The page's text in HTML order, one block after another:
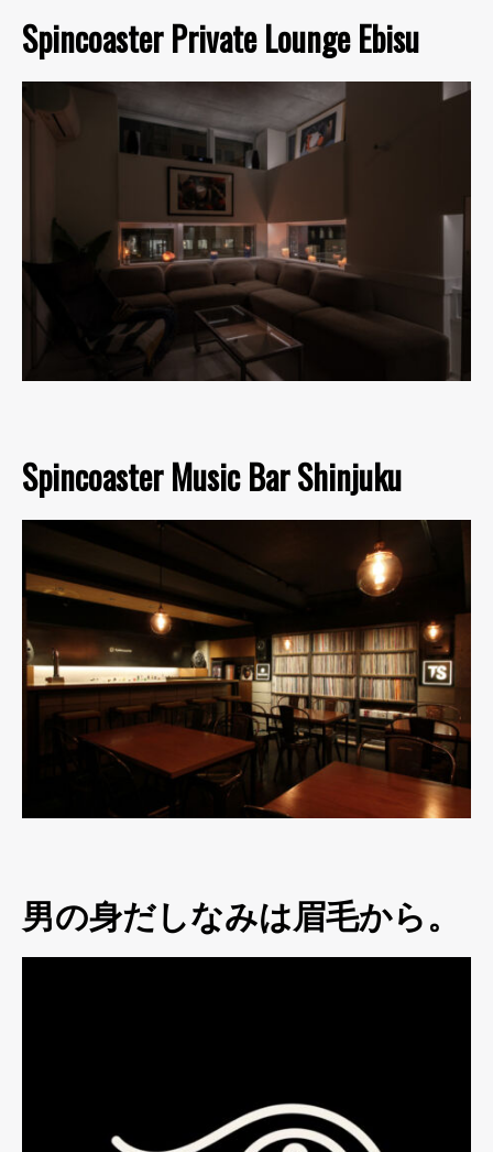
Spincoaster Private Lounge Ebisu
Spincoaster Music Bar Shinjuku
男の身だしなみは眉毛から。